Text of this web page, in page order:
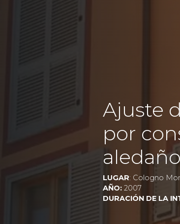
Ajuste
por
LUGAR: Cologno
AÑO: 2007
DURACIÓN DE LA